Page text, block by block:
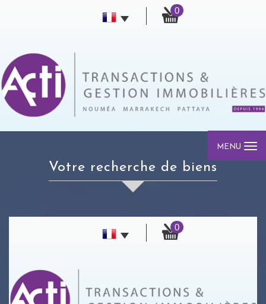
0
MENU
votre recherche de biens
0